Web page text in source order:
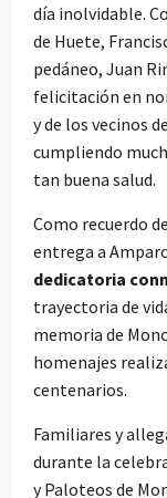
día inolvidable.
de Huete,
pedáneo, Juan
felicitación en
y de los vecinos
cumpliendo
tan buena salud.
Como recuerdo
entrega a
dedicatoria
trayectoria de
memoria de
homenajes
centenarios.
Familiares y
durante la
y Paloteos de